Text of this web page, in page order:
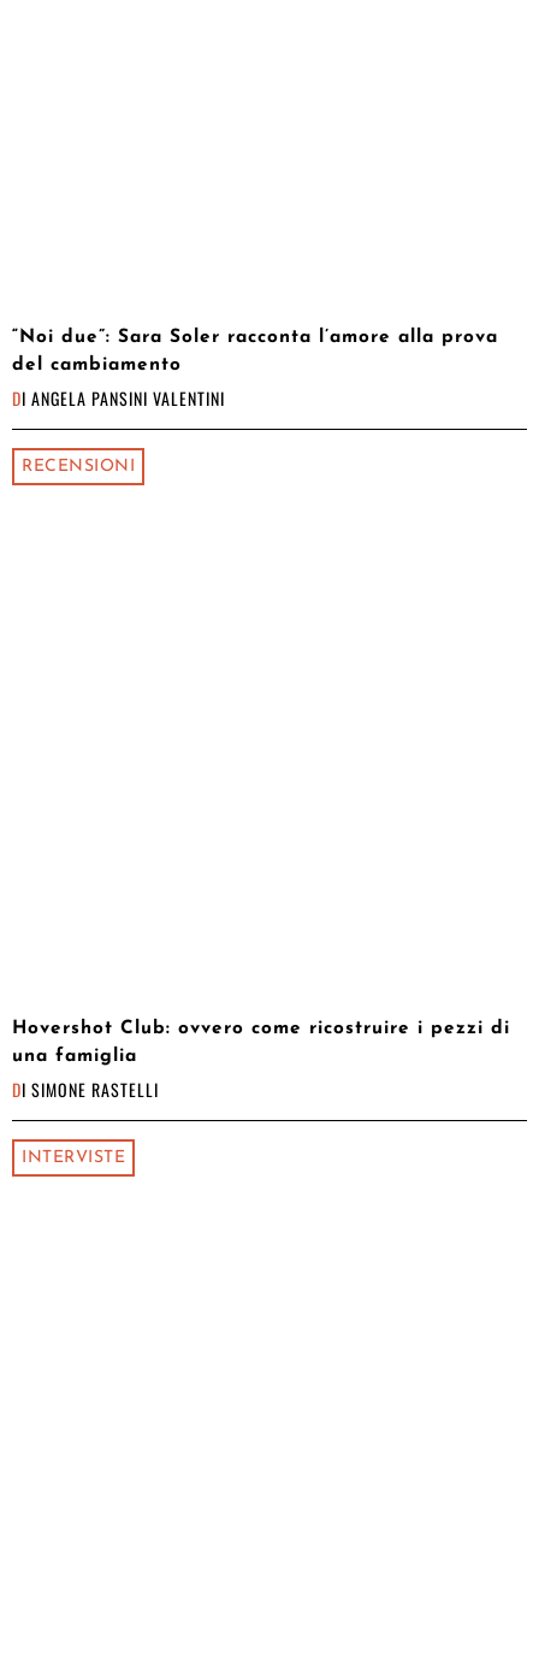
“Noi due”: Sara Soler racconta l’amore alla prova
del cambiamento
DI ANGELA PANSINI VALENTINI
RECENSIONI
Hovershot Club: ovvero come ricostruire i pezzi di
una famiglia
DI SIMONE RASTELLI
INTERVISTE